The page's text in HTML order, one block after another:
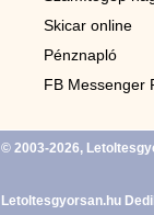
Skicar online
Pénznapló
FB Messenger
© 2003-2026,
Letoltesgyorsan.hu